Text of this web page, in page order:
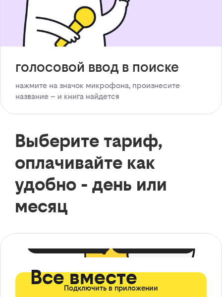
голосовой ввод в поиске
нажмите на значок микрофона, произнесите
название – и книга найдется
Выберите тариф,
оплачивайте как
удобно - день или
месяц
Все вместе
Подключить в приложении